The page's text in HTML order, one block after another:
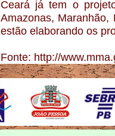
Ceará já tem o
Amazonas,
estão elaborando os
Fonte: http://